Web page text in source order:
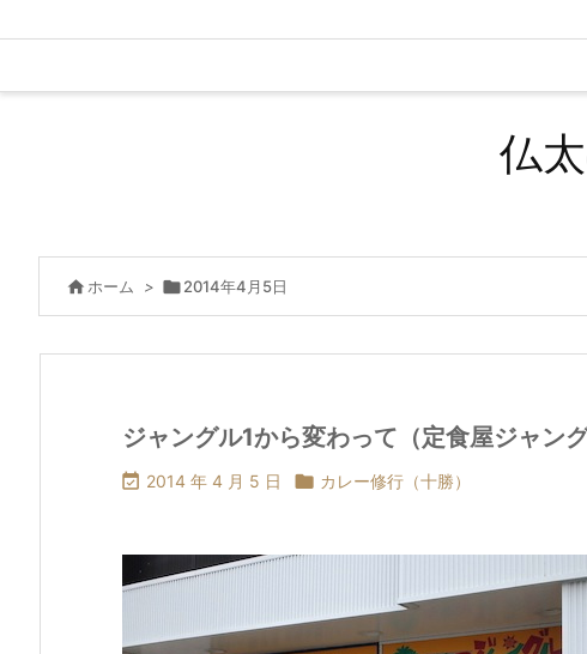
仏
 ホーム > 2014年4月5日
ジャングル1から変わって（定食屋ジャング
 2014 年 4 月 5 日  カレー修行（十勝）